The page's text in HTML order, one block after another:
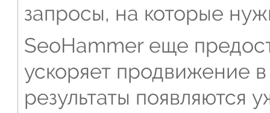
запросы, на которые
SeoHammer еще
ускоряет продвижение
результаты появляются